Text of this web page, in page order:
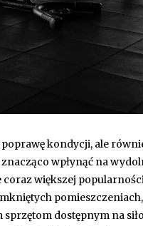
kondycji, ale
wpłynąć na
coraz większej
dostępnym na